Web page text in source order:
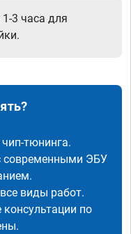
3 часа для
тюнинга.
современными ЭБУ
виды работ.
по